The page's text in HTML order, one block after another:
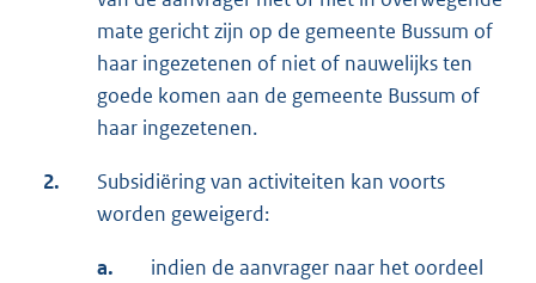
mate gericht zijn op de gemeente Bussum of
haar ingezetenen of niet of nauwelijks ten
goede komen aan de gemeente Bussum of
haar ingezetenen.
2.
Subsidiëring van activiteiten kan voorts
worden geweigerd:
a.
indien de aanvrager naar het oordeel